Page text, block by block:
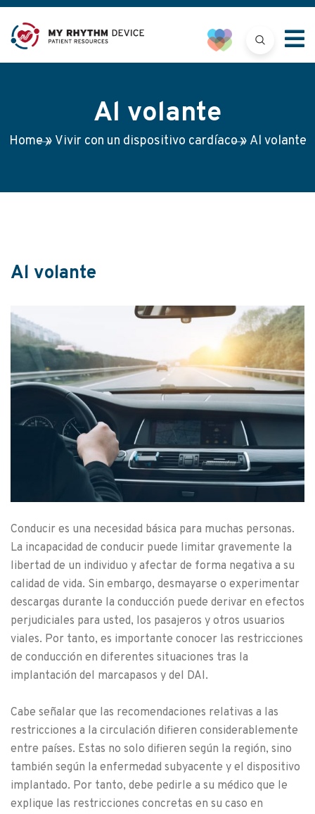
Al volante
Home» Vivir con un dispositivo cardíaco» Al volante
Al volante
Conducir es una necesidad básica para muchas personas.
La incapacidad de conducir puede limitar gravemente la
libertad de un individuo y afectar de forma negativa a su
calidad de vida. Sin embargo, desmayarse o experimentar
descargas durante la conducción puede derivar en efectos
perjudiciales para usted, los pasajeros y otros usuarios
viales. Por tanto, es importante conocer las restricciones
de conducción en diferentes situaciones tras la
implantación del marcapasos y del DAI.
Cabe señalar que las recomendaciones relativas a las
restricciones a la circulación difieren considerablemente
entre países. Estas no solo difieren según la región, sino
también según la enfermedad subyacente y el dispositivo
implantado. Por tanto, debe pedirle a su médico que le
explique las restricciones concretas en su caso en